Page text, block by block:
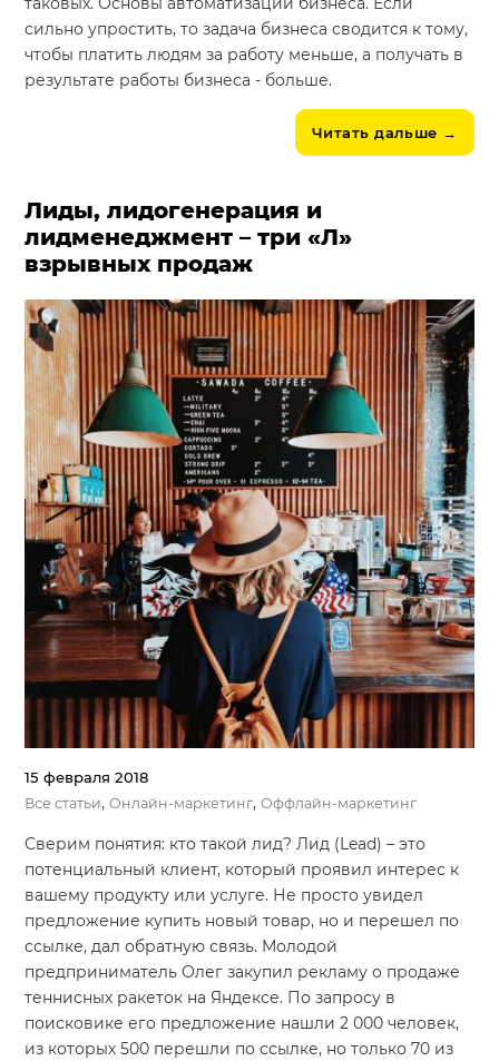
сильно упростить, то задача бизнеса сводится к тому,
чтобы платить людям за работу меньше, а получать в
результате работы бизнеса - больше.
Читать дальше →
Лиды, лидогенерация и
лидменеджмент – три «Л»
взрывных продаж
15 февраля 2018
Все статьи,Онлайн-маркетинг,Оффлайн-маркетинг
Сверим понятия: кто такой лид? Лид (Lead) – это
потенциальный клиент, который проявил интерес к
вашему продукту или услуге. Не просто увидел
предложение купить новый товар, но и перешел по
ссылке, дал обратную связь. Молодой
предприниматель Олег закупил рекламу о продаже
теннисных ракеток на Яндексе. По запросу в
поисковике его предложение нашли 2 000 человек,
из которых 500 перешли по ссылке, но только 70 из